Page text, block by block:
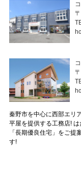
秦野市を中心に西部エリ
平屋を提供する工務店!
「長期優良住宅」をご提
す!